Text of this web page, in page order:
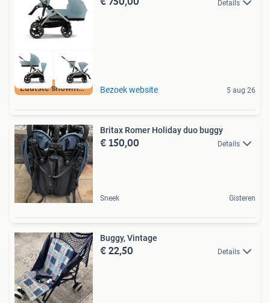
Laatste showmodel
Details
Bezoek website 5 aug 26
Britax Romer Holiday duo buggy
€ 150,00 Details
Sneek Gisteren
Buggy, Vintage
€ 22,50 Details